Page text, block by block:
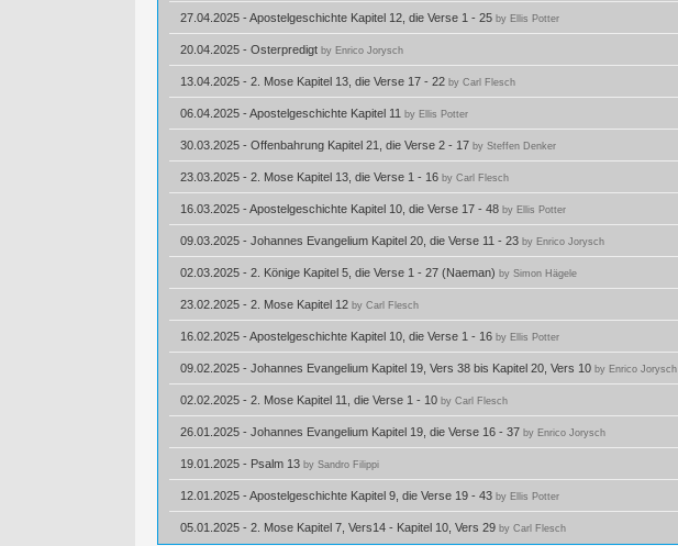
27.04.2025 - Apostelgeschichte Kapitel 12, die Verse 1 - 25 by Ellis Potter
20.04.2025 - Osterpredigt by Enrico Jorysch
13.04.2025 - 2. Mose Kapitel 13, die Verse 17 - 22 by Carl Flesch
06.04.2025 - Apostelgeschichte Kapitel 11 by Ellis Potter
30.03.2025 - Offenbahrung Kapitel 21, die Verse 2 - 17 by Steffen Denker
23.03.2025 - 2. Mose Kapitel 13, die Verse 1 - 16 by Carl Flesch
16.03.2025 - Apostelgeschichte Kapitel 10, die Verse 17 - 48 by Ellis Potter
09.03.2025 - Johannes Evangelium Kapitel 20, die Verse 11 - 23 by Enrico Jorysch
02.03.2025 - 2. Könige Kapitel 5, die Verse 1 - 27 (Naeman) by Simon Hägele
23.02.2025 - 2. Mose Kapitel 12 by Carl Flesch
16.02.2025 - Apostelgeschichte Kapitel 10, die Verse 1 - 16 by Ellis Potter
09.02.2025 - Johannes Evangelium Kapitel 19, Vers 38 bis Kapitel 20, Vers 10 by Enrico Jorysch
02.02.2025 - 2. Mose Kapitel 11, die Verse 1 - 10 by Carl Flesch
26.01.2025 - Johannes Evangelium Kapitel 19, die Verse 16 - 37 by Enrico Jorysch
19.01.2025 - Psalm 13 by Sandro Filippi
12.01.2025 - Apostelgeschichte Kapitel 9, die Verse 19 - 43 by Ellis Potter
05.01.2025 - 2. Mose Kapitel 7, Vers14 - Kapitel 10, Vers 29 by Carl Flesch